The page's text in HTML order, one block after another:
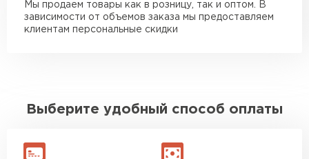
Мы продаем товары как в розницу, так и оптом. В
зависимости от объемов заказа мы предоставляем
клиентам персональные скидки
Выберите удобный способ оплаты